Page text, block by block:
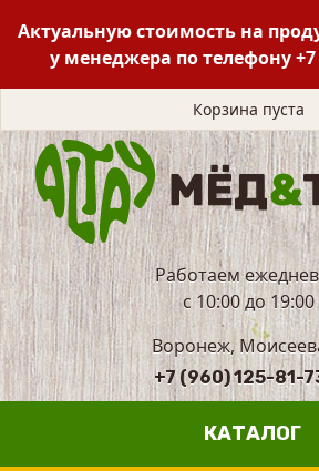
Актуальную стоимость на
у менеджера по телефону
Корзина пуста
Работаем
с 10:00 до 19:00
Воронеж,
+7 (960) 125-81-
КАТАЛОГ